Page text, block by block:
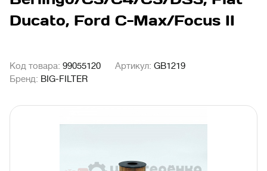
Ducato, Ford C-Max/Focus II
Код товара: 99055120 Артикул: GB1219
Бренд: BIG-FILTER